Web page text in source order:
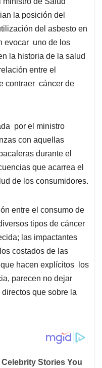
la posición del
del asbesto en
evocar uno de los
la historia de la salud
entre el
contraer cáncer de
por el ministro
con aquellas
durante el
que acarrea el
de los consumidores.
entre el consumo de
tipos de cáncer
las impactantes
costados de las
hacen explícitos los
parecen no dejar
que sobre la